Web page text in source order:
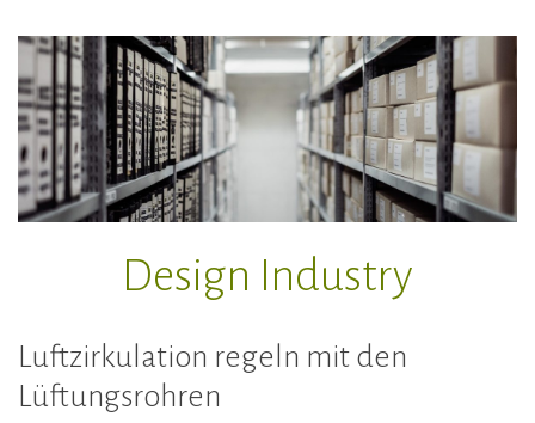
Zum
Inhalt
springen
Design Industry
Luftzirkulation regeln mit den
Lüftungsrohren